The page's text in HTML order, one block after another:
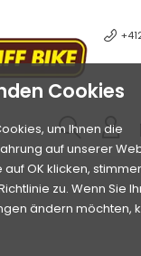
Cookies
um Ihnen die
auf unserer
OK klicken,
zu. Wenn Sie
ändern möchten,